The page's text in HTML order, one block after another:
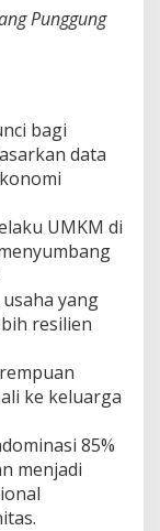
Punggung
bagi
data
UMKM di
yang
resilien
ke keluarga
85%
menjadi